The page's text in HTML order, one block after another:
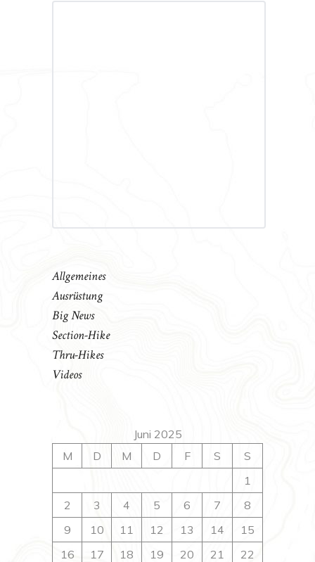
Allgemeines
Ausrüstung
Big News
Section-Hike
Thru-Hikes
Videos
Juni 2025
M
D M D F S
S
1
2
3 4 5 6 7
8
9
10 11 12 13 14
15
16
17 18 19 20 21 22